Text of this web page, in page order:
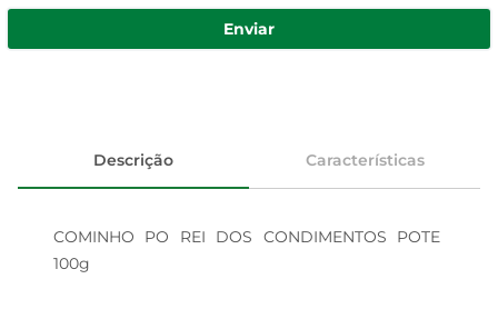
Enviar
Descrição Características
COMINHO PO REI DOS CONDIMENTOS POTE
100g